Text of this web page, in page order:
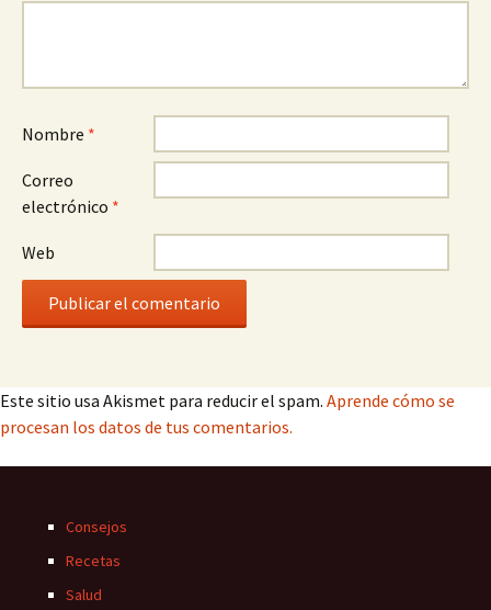
Nombre *
Correo
electrónico *
Web
Este sitio usa Akismet para reducir el spam. Aprende cómo se
procesan los datos de tus comentarios.
Consejos
Recetas
Salud